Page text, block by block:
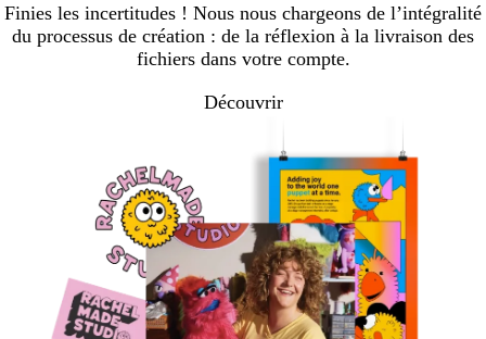
Finies les incertitudes ! Nous nous chargeons de l’intégralité
du processus de création : de la réflexion à la livraison des
fichiers dans votre compte.
Découvrir